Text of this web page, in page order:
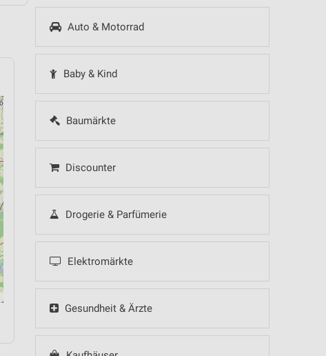
Auto & Motorrad
Baby & Kind
Baumärkte
Discounter
Drogerie & Parfümerie
Elektromärkte
Gesundheit & Ärzte